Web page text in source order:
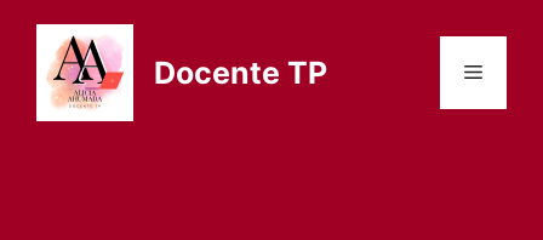
contenido
Docente TP Menú